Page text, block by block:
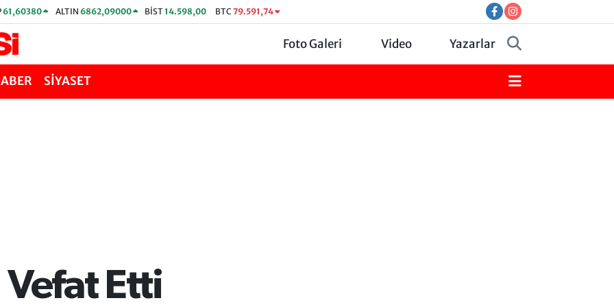
61,60380 ALTIN 6862,09000 BİST14.598,00 BTC 79.591,74
Foto Galeri Video Yazarlar
SİYASET
Etti